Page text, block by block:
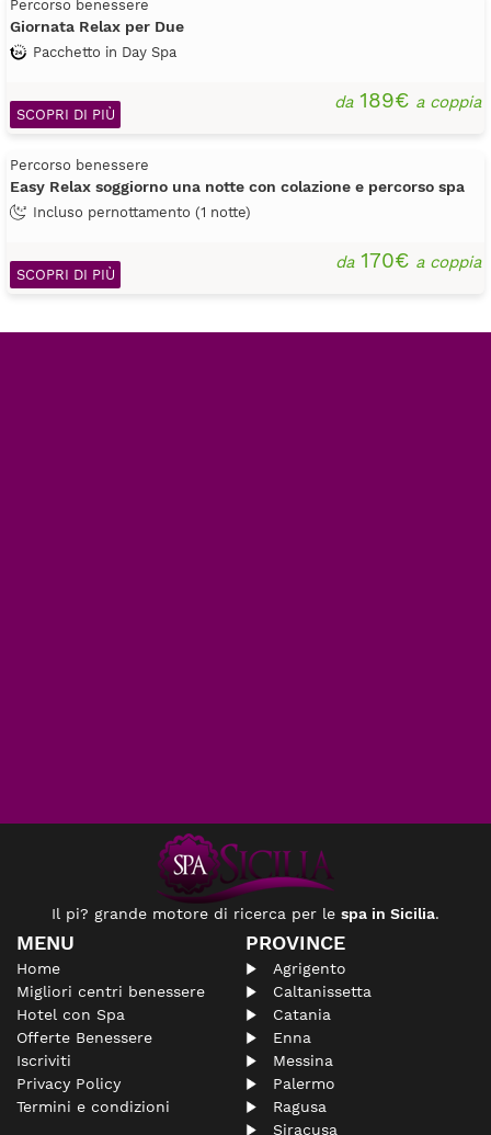
Percorso benessere
Giornata Relax per Due
Pacchetto in Day Spa
da189€ a coppia
SCOPRI DI PIÙ
Percorso benessere
Easy Relax soggiorno una notte con colazione e percorso spa
Incluso pernottamento (1 notte)
da170€ a coppia
SCOPRI DI PIÙ
Il pi? grande motore di ricerca per le spa in Sicilia.
MENU
Home
Migliori centri benessere
Hotel con Spa
Offerte Benessere
Iscriviti
Privacy Policy
Termini e condizioni
PROVINCE
Agrigento
Caltanissetta
Catania
Enna
Messina
Palermo
Ragusa
Siracusa